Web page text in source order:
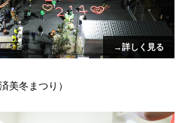
→詳しく見る
美冬まつり）